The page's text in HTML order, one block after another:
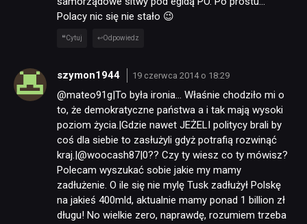
Polacy nic się nie stało 😉
Cytuj Odpowiedz
szymon1944 19 czerwca 2014 o 18:29
@mateo91g|To była ironia… Właśnie chodziło mi o
to, że demokratyczne państwa a i tak mają wysoki
poziom życia.|Gdzie nawet JEŻELI politycy brali by
coś dla siebie to zasłużyli gdyż potrafią rozwinąć
kraj.|@woocash87|0?? Czy ty wiesz co ty mówisz?
Polecam wyszukać sobie jakie my mamy
zadłużenie. O ile się nie mylę Tusk zadłużył Polskę
na jakieś 400mld, aktualnie mamy ponad 1 billion zł
długu! No wielkie zero, naprawdę, rozumiem trzeba